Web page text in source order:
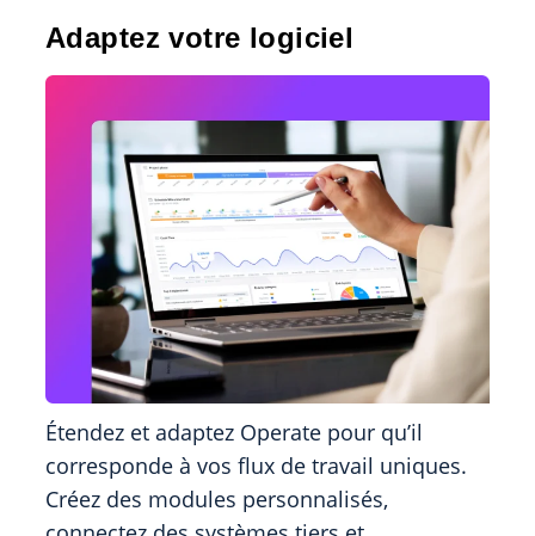
Adaptez votre logiciel
Étendez et adaptez Operate pour qu’il
corresponde à vos flux de travail uniques.
Créez des modules personnalisés,